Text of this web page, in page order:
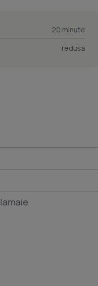
20 minute
redusa